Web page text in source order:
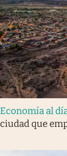
Economía al
ciudad que